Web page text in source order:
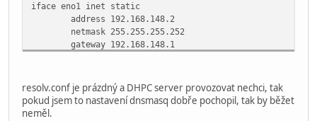
counter comment "count output accepted
}
type nat hook prerouting priority 0;
iface eno1 inet static
address 192.168.148.2
netmask 255.255.255.252
gateway 192.168.148.1
#ETH1
auto enp4s0
resolv.conf je prázdný a DHPC server provozovat nechci, tak
pokud jsem to nastavení dnsmasq dobře pochopil, tak by běžet
neměl.